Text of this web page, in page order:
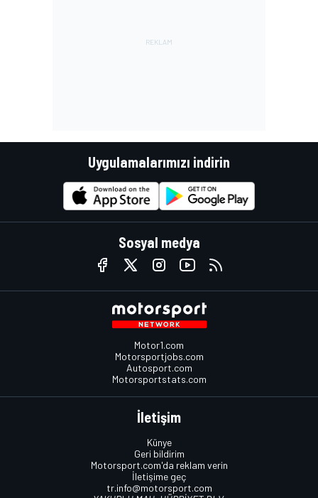
Uygulamalarımızı indirin
Sosyal medya
Motor1.com
Motorsportjobs.com
Autosport.com
Motorsportstats.com
İletişim
Künye
Geri bildirim
Motorsport.com'da reklam verin
İletişime geç
tr.info@motorsport.com